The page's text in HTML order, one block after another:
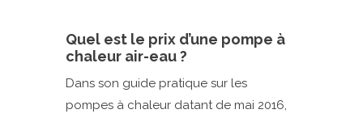
Quel est le prix d’une pompe à
chaleur air-eau ?
Dans son guide pratique sur les
pompes à chaleur datant de mai 2016,